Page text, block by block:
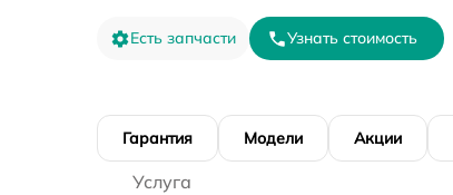
Есть запчасти Узнать стоимость
Гарантия Модели Акции
Услуга